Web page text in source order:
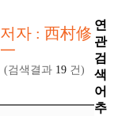
저자 : 西村修
一
(검색결과 19 건)
연
관
검
색
어
추